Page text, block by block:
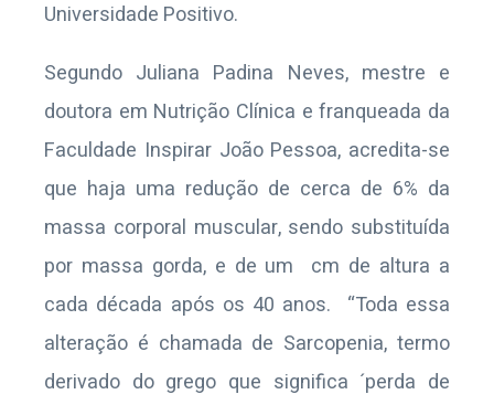
Universidade Positivo.
Segundo Juliana Padina Neves, mestre e
doutora em Nutrição Clínica e franqueada da
Faculdade Inspirar João Pessoa, acredita-se
que haja uma redução de cerca de 6% da
massa corporal muscular, sendo substituída
por massa gorda, e de um cm de altura a
cada década após os 40 anos. “Toda essa
alteração é chamada de Sarcopenia, termo
derivado do grego que significa ´perda de